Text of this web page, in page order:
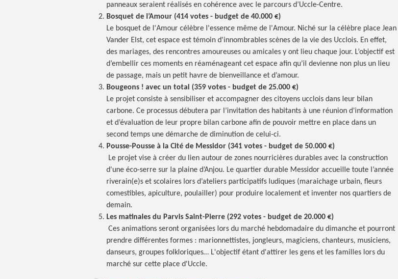
panneaux seraient réalisés en cohérence avec le parcours d’Uccle-Centre.
Bosquet de l’Amour (414 votes - budget de 40.000 €)
Le bosquet de l'Amour célèbre l'essence même de l'Amour. Niché sur la célèbre place Jean
Vander Elst, cet espace est témoin d'innombrables scènes de la vie des Ucclois. En effet,
des mariages, des rencontres amoureuses ou amicales y ont lieu chaque jour. L’objectif est
d’embellir ces moments en réaménageant cet espace afin qu’il devienne non plus un lieu
de passage, mais un petit havre de bienveillance et d’amour.
Bougeons ! avec un total (359 votes - budget de 25.000 €)
Le projet consiste à sensibiliser et accompagner des citoyens ucclois dans leur bilan
carbone. Ce processus débutera par l’invitation des habitants à une réunion d’information
et d’évaluation de leur propre bilan carbone afin de pouvoir mettre en place dans un
second temps une démarche de diminution de celui-ci.
Pousse-Pousse à la Cité de Messidor (341 votes - budget de 50.000 €)
Le projet vise à créer du lien autour de zones nourricières durables avec la construction
d'une éco-serre sur la plaine d’Anjou. Le quartier durable Messidor accueille toute l’année
riverain(e)s et scolaires lors d’ateliers participatifs ludiques (maraichage urbain, fleurs
comestibles, apiculture, poulailler) pour produire localement et inventer nos quartiers de
demain.
Les matinales du Parvis Saint-Pierre (292 votes - budget de 20.000 €)
Ces animations seront organisées lors du marché hebdomadaire du dimanche et pourront
prendre différentes formes : marionnettistes, jongleurs, magiciens, chanteurs, musiciens,
danseurs, groupes folkloriques… L'objectif étant d'attirer les gens et les familles lors du
marché sur cette place d'Uccle.